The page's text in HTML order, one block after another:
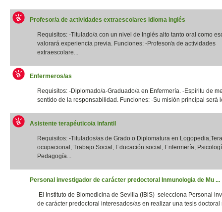
Profesor/a de actividades extraescolares idioma inglés
Requisitos: -Titulado/a con un nivel de Inglés alto tanto oral como
valorará experiencia previa. Funciones: -Profesor/a de actividades
extraescolare...
Enfermeros/as
Requisitos: -Diplomado/a-Graduado/a en Enfermería. -Espíritu de
sentido de la responsabilidad. Funciones: -Su misión principal será
Asistente terapéutico/a infantil
Requisitos: -Titulados/as de Grado o Diplomatura en
ocupacional, Trabajo Social, Educación social, Enfermería,
Pedagogía...
Personal investigador de carácter predoctoral Inmunologia de Mu ...
El Instituto de Biomedicina de Sevilla (IBiS) selecciona Personal
de carácter predoctoral interesados/as en realizar una tesis doctoral